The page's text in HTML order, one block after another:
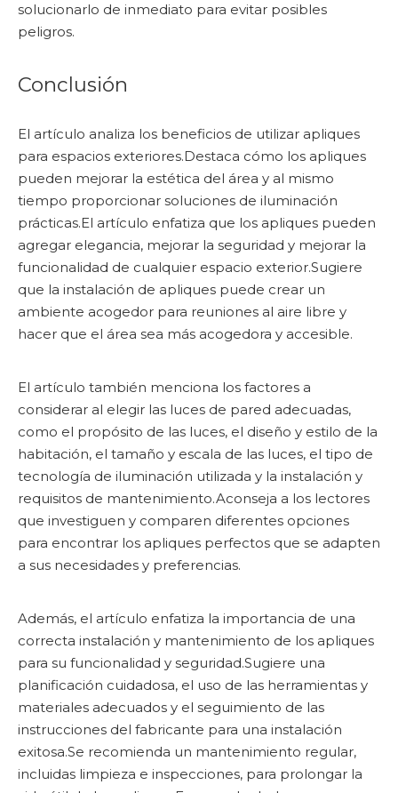
solucionarlo de inmediato para evitar posibles
peligros.
Conclusión
El artículo analiza los beneficios de utilizar apliques
para espacios exteriores.Destaca cómo los apliques
pueden mejorar la estética del área y al mismo
tiempo proporcionar soluciones de iluminación
prácticas.El artículo enfatiza que los apliques pueden
agregar elegancia, mejorar la seguridad y mejorar la
funcionalidad de cualquier espacio exterior.Sugiere
que la instalación de apliques puede crear un
ambiente acogedor para reuniones al aire libre y
hacer que el área sea más acogedora y accesible.
El artículo también menciona los factores a
considerar al elegir las luces de pared adecuadas,
como el propósito de las luces, el diseño y estilo de la
habitación, el tamaño y escala de las luces, el tipo de
tecnología de iluminación utilizada y la instalación y
requisitos de mantenimiento.Aconseja a los lectores
que investiguen y comparen diferentes opciones
para encontrar los apliques perfectos que se adapten
a sus necesidades y preferencias.
Además, el artículo enfatiza la importancia de una
correcta instalación y mantenimiento de los apliques
para su funcionalidad y seguridad.Sugiere una
planificación cuidadosa, el uso de las herramientas y
materiales adecuados y el seguimiento de las
instrucciones del fabricante para una instalación
exitosa.Se recomienda un mantenimiento regular,
incluidas limpieza e inspecciones, para prolongar la